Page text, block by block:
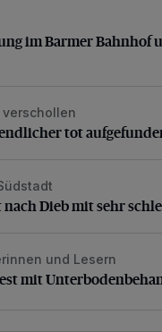
im Barmer Bahnhof
im Barmer Bahnhof
tot aufgefunden
verschollen
tot
Dieb mit sehr
Dieb mit sehr
mit und Lesern
mit